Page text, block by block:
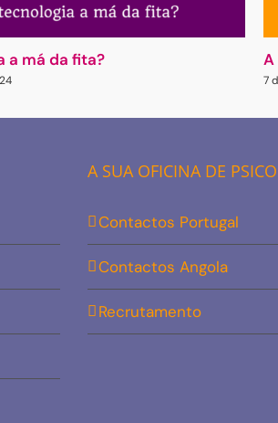
a má da fita? A
7
A SUA OFICINA DE
Contactos Portugal
Contactos Angola
Recrutamento